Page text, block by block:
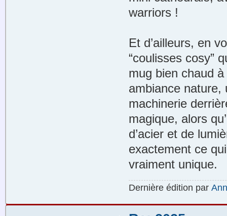
warriors !
Et d’ailleurs, en
“coulisses cosy”
mug bien chaud
ambiance nature,
machinerie
magique, alors
d’acier et de
exactement ce
vraiment unique.
Dernière édition par